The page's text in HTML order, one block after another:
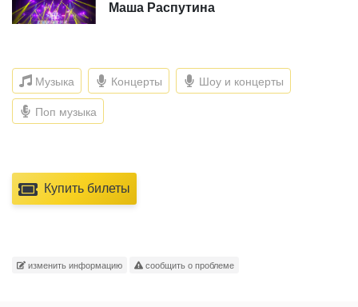
Маша Распутина
Музыка Концерты Шоу и концерты
Поп музыка
Купить билеты
изменить информацию сообщить о проблеме